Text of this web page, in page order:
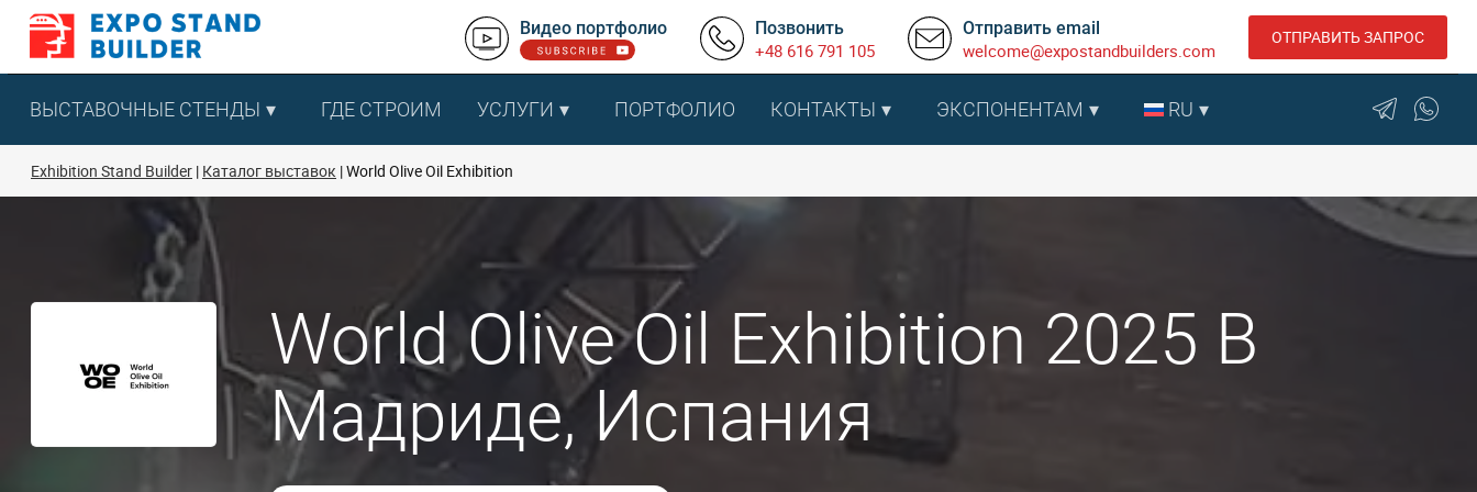
Перейти
содержанию
Видео портфолио Позвонить
+48 616 791 105
Отправить email
welcome@expostandbuilders.com
ОТПРАВИТЬ ЗАПРОС
ВЫСТАВОЧНЫЕ СТЕНДЫ ГДЕ СТРОИМ УСЛУГИ ПОРТФОЛИО КОНТАКТЫ ЭКСПОНЕНТАМ RU
Exhibition Stand Builder Каталог выставок World Olive Oil Exhibition
World Olive Oil Exhibition 2025 В
Мадриде, Испания